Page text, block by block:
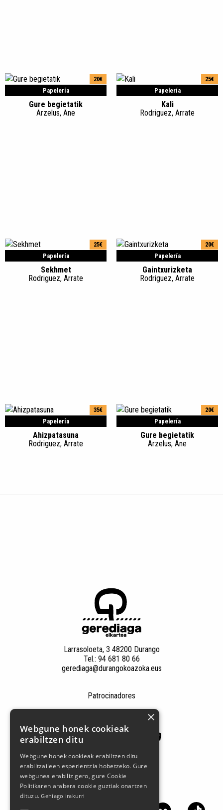
Papelería
20€
Gure begietatik
Arzelus, Ane
Papelería
25€
Kali
Rodriguez, Arrate
Papelería
25€
Sekhmet
Rodriguez, Arrate
Papelería
20€
Gaintxurizketa
Rodriguez, Arrate
Papelería
35€
Ahizpatasuna
Rodriguez, Arrate
Papelería
20€
Gure begietatik
Arzelus, Ane
Larrasoloeta, 3 48200 Durango
Tel.: 94 681 80 66
gerediaga@durangokoazoka.eus
Patrocinadores
Síguenos en las redes sociales
×
Webgune honek cookieak
erabiltzen ditu
Webgune honek cookieak erabiltzen ditu
erabiltzaileen esperientzia hobetzeko. Gure
webgunea erabiliz gero, gure Cookie
Politikaren arabera cookie guztiak onartzen
dituzu.Gehiago irakurri